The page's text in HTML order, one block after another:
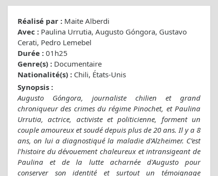
Réalisé par : Maite Alberdi
Avec : Paulina Urrutia, Augusto Góngora, Gustavo
Cerati, Pedro Lemebel
Durée : 01h25
Genre(s) : Documentaire
Nationalité(s) : Chili, États-Unis
Synopsis :
Augusto Góngora, journaliste chilien et grand
chroniqueur des crimes du régime Pinochet, et Paulina
Urrutia, actrice, activiste et politicienne, forment un
couple amoureux et soudé depuis plus de 20 ans. Il y a 8
ans, on lui a diagnostiqué la maladie d’Alzheimer. C’est
l'histoire du dévouement chaleureux et intransigeant de
Paulina et de la lutte acharnée d'Augusto pour
conserver son identité et surtout un témoignage